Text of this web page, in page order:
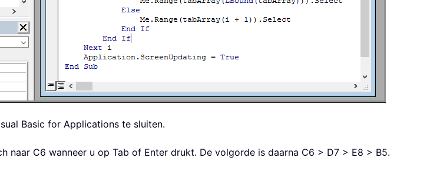
Basic for Applications te sluiten.
naar C6 wanneer u op Tab of Enter drukt. De volgorde is daarna C6 > D7 > E8 > B5.